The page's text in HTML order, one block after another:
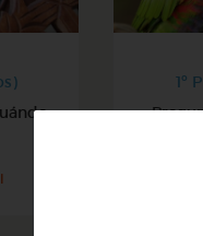
1º